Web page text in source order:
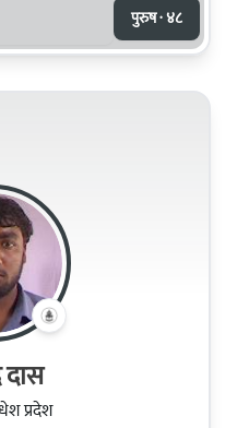
पुरुष · ४८
दास
प्रदेश